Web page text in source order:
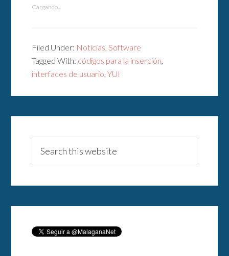
Cargando...
Filed Under: Noticias Software
Tagged With: códigos para la inserción
interfaces de usuario ,YUI